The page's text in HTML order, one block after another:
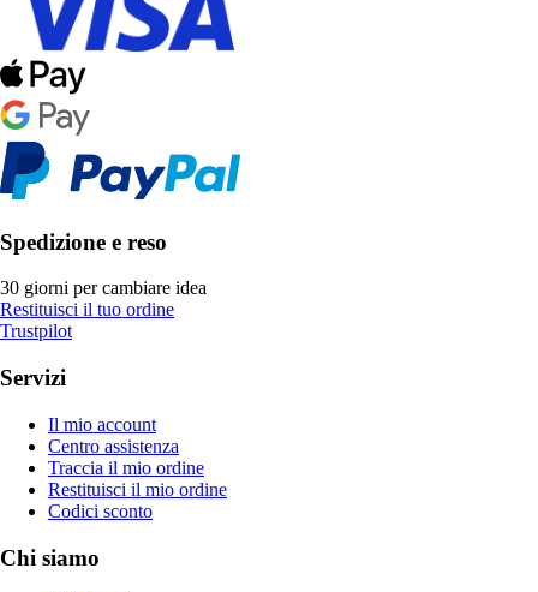
Spedizione e reso
30 giorni per cambiare idea
Restituisci il tuo ordine
Trustpilot
Servizi
Il mio account
Centro assistenza
Traccia il mio ordine
Restituisci il mio ordine
Codici sconto
Chi siamo